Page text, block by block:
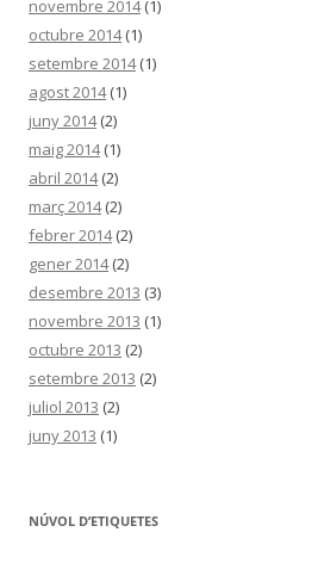
novembre 2014(1)
octubre 2014(1)
setembre 2014(1)
agost 2014(1)
juny 2014(2)
maig 2014(1)
abril 2014(2)
març 2014(2)
febrer 2014(2)
gener 2014(2)
desembre 2013 (3)
novembre 2013 (1)
octubre 2013 (2)
setembre 2013 (2)
juliol 2013 (2)
juny 2013 (1)
NÚVOL D’ETIQUETES